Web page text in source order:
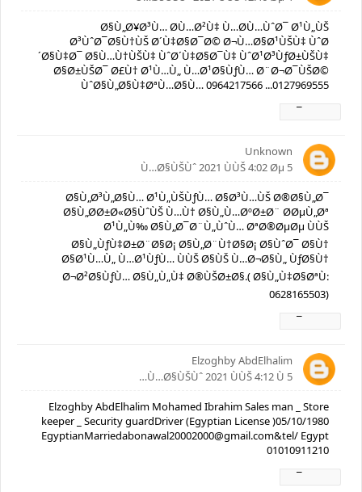
Ø§Ù„Ø¥Ø³Ù… Ø­Ù…Ø²Ù‡ Ù…Ø­Ù…ÙˆØ¯ Ø¹Ù„ÙŠ
Ø³ÙˆØ¯Ø§Ù†ÙŠ Ø´Ù‡Ø§Ø¯Ø© Ø¬Ù…Ø§Ø¹ÙŠÙ‡ ÙˆØ
´Ø§Ù‡Ø¯ Ø§Ù…Ù†ÙŠÙ‡ ÙˆØ´Ù‡Ø§Ø¯Ù‡ ÙˆØ¹Ø³ÙƒØ±ÙŠÙ‡
Ø§Ø±ÙŠØ¯ Ø£Ù† Ø¹Ù…Ù„ Ù…Ø¹Ø§ÙƒÙ… Ø¨Ø¬Ø¯ÙŠØ©
ÙˆØ§Ù„Ø§Ù‡ØªÙ…Ø§Ù… 0964217566 ...0127969555
Unknown
5 Ù…Ø§ÙŠÙˆ 2021 ÙÙŠ 4:02 Øµ
Ø§Ù„Ø³Ù„Ø§Ù… Ø¹Ù„ÙŠÙƒÙ… Ø§Ø³Ù…ÙŠ Ø®Ø§Ù„Ø¯
Ø§Ù„Ø­Ø±Ø«Ø§ÙˆÙŠ Ù…Ù† Ø§Ù„Ù…ØºØ±Ø¨ Ø­ØµÙ„Øª
Ø¹Ù„Ù‰ Ø§Ù„Ø¯Ø¨Ù„ÙˆÙ… ØªØ®ØµØµ ÙÙŠ
Ø§Ù„ÙƒÙ‡Ø±Ø¨Ø§Ø¡ Ø§Ù„Ø¨Ù†Ø§Ø¡ Ø§ÙˆØ¯ Ø§Ù†
Ø§Ø¹Ù…Ù„ Ù…Ø¹ÙƒÙ… ÙÙŠ Ø§ÙŠ Ù…Ø¬Ø§Ù„ ÙƒØ§Ù†
Ø¬Ø²Ø§ÙƒÙ… Ø§Ù„Ù„Ù‡ Ø®ÙŠØ±Ø§.( Ø§Ù„Ù‡Ø§ØªÙ:
0628165503)
Elzoghby AbdElhalim
5 Ù…Ø§ÙŠÙˆ 2021 ÙÙŠ 4:12 Ù…
Elzoghby AbdElhalim Mohamed Ibrahim Sales man _ Store
keeper _ Security guardDriver (Egyptian License )05/10/1980
EgyptianMarriedabonawal20002000@gmail.com&tel/ Egypt
01010911210